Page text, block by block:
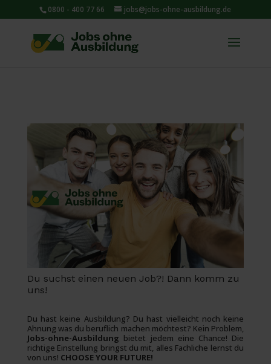
0800 - 400 77 66 jobs@jobs-ohne-ausbildung.de
Du suchst einen neuen Job?! Dann komm zu
uns!
Du hast keine Ausbildung? Du hast vielleicht noch keine
Ahnung was du beruflich machen möchtest? Kein Problem,
Jobs-ohne-Ausbildung bietet jedem eine Chance! Die
richtige Einstellung bringst du mit, alles Fachliche lernst du
von uns! CHOOSE YOUR FUTURE!